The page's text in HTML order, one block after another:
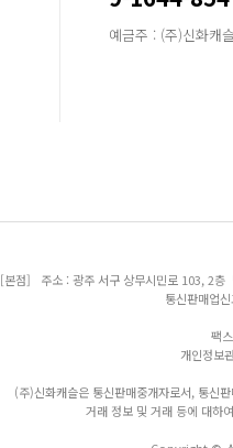
예금주 : (주)신화캐슬
[본점] 주소 : 광주 서구 상무시민로 103, 2
통신판매업
팩
개인정보
(주)신화캐슬은 통신판매중개자로서, 통신
거래 정보 및 거래 등에 대하